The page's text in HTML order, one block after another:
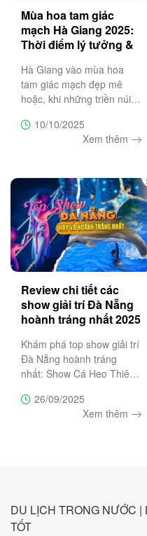
Mùa hoa tam giác
mạch Hà Giang 2025:
Thời điểm lý tưởng &
Hà Giang vào mùa hoa
tam giác mạch đẹp mê
hoặc, khi những triền núi
trưng. Đây là thời điểm lý
tưởng cho chuyến du lịch 3
mộng,
10/10/2025
Xem thêm
Review chi tiết các
show giải trí Đà Nẵng
hoành tráng nhất 2025
Khám phá top show giải trí
Đà Nẵng hoành tráng
nhất: Show Cá Heo Thiên
An, Charming Đà Nẵng, À
Ố Show. Đặt vé ưu đãi
26/09/2025
Xem thêm
DU LỊCH TRONG NƯỚC
TỐT